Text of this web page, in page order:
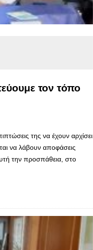
τον τόπο
της να έχουν αρχίσει
να λάβουν αποφάσεις
την προσπάθεια, στο